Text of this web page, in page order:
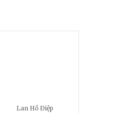
Lan Hồ Điệp